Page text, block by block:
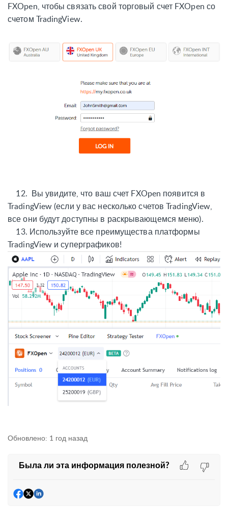
FXOpen, чтобы связать свой торговый счет FXOpen со
счетом TradingView.
12. Вы увидите, что ваш счет FXOpen появится в
TradingView (если у вас несколько счетов TradingView,
все они будут доступны в раскрывающемся меню).
13. Используйте все преимущества платформы
TradingView и суперграфиков!
Обновлено: 1 год назад
Была ли эта информация полезной?